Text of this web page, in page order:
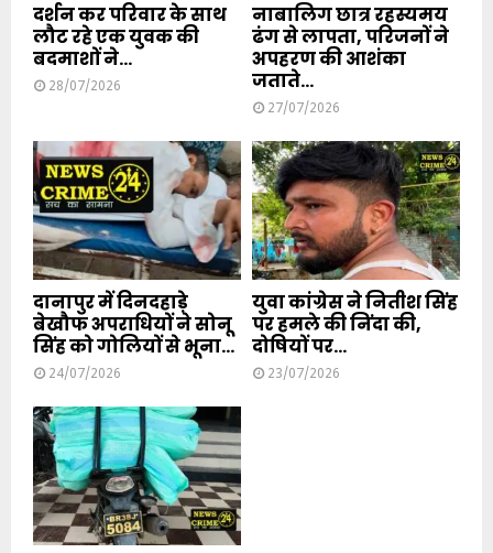
दर्शन कर परिवार के साथ
लौट रहे एक युवक की
बदमाशों ने...
28/07/2026
नाबालिग छात्र रहस्यमय
ढंग से लापता, परिजनों ने
अपहरण की आशंका
जताते...
27/07/2026
दानापुर में दिनदहाड़े
बेखौफ अपराधियों ने सोनू
सिंह को गोलियों से भूना...
24/07/2026
युवा कांग्रेस ने नितीश सिंह
पर हमले की निंदा की,
दोषियों पर...
23/07/2026